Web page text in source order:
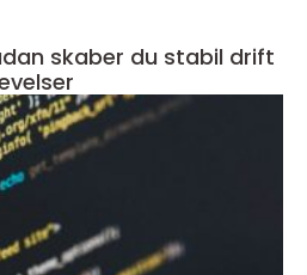
skaber du stabil drift